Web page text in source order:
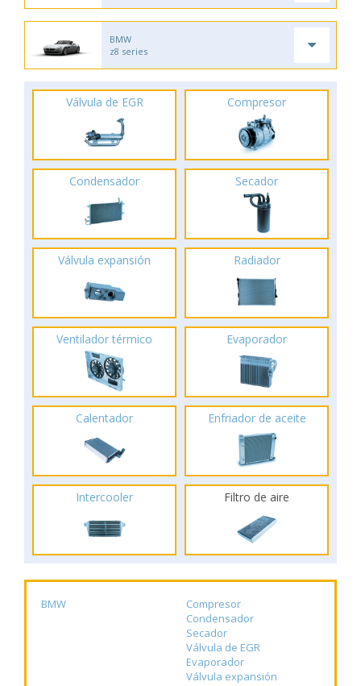
BMW
z8 series
Válvula de EGR Compresor
Condensador Secador
Válvula expansión Radiador
Ventilador térmico Evaporador
Calentador Enfriador de aceite
Intercooler Filtro de aire
BMW
Compresor
Condensador
Secador
Válvula de EGR
Evaporador
Válvula expansión